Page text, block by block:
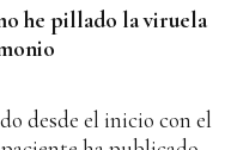
he pillado la viruela
desde el inicio con el